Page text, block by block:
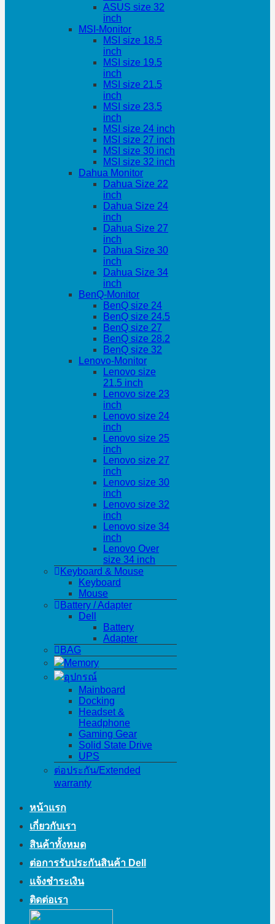
ASUS size 32
inch
MSI-Monitor
MSI size 18.5
inch
MSI size 19.5
inch
MSI size 21.5
inch
MSI size 23.5
inch
MSI size 24 inch
MSI size 27 inch
MSI size 30 inch
MSI size 32 inch
Dahua Monitor
Dahua Size 22
inch
Dahua Size 24
inch
Dahua Size 27
inch
Dahua Size 30
inch
Dahua Size 34
inch
BenQ-Monitor
BenQ size 24
BenQ size 24.5
BenQ size 27
BenQ size 28.2
BenQ size 32
Lenovo-Monitor
Lenovo size
21.5 inch
Lenovo size 23
inch
Lenovo size 24
inch
Lenovo size 25
inch
Lenovo size 27
inch
Lenovo size 30
inch
Lenovo size 32
inch
Lenovo size 34
inch
Lenovo Over
size 34 inch
Keyboard & Mouse
Keyboard
Mouse
Battery / Adapter
Dell
Battery
Adapter
BAG
Memory
อุปกรณ์
Mainboard
Docking
Headset &
Headphone
Gaming Gear
Solid State Drive
UPS
ต่อประกัน/Extended
warranty
หน้าแรก
เกี่ยวกับเรา
สินค้าทั้งหมด
ต่อการรับประกันสินค้า Dell
แจ้งชำระเงิน
ติดต่อเรา